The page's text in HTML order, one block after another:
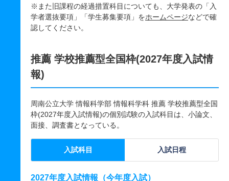
※また旧課程の経過措置科目についても、大学発表の「入
学者選抜要項」「学生募集要項」をホームページなどで確
認してください。
推薦 学校推薦型全国枠(2027年度入試情
報)
周南公立大学 情報科学部 情報科学科 推薦 学校推薦型全国
枠(2027年度入試情報)の個別試験の入試科目は、小論文、
面接、調査書となっている。
入試科目 入試日程
2027年度入試情報（今年度入試）